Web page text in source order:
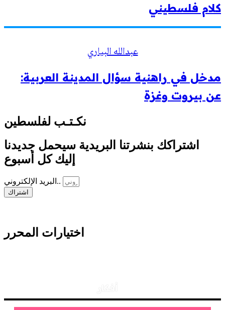
كلام فلسطيني
عبدالله البياري
مدخل في راهنية سؤال المدينة العربية:
عن بيروت وغزة
نكـتـب لفلسطين
اشتراكك بنشرتنا البريدية سيحمل جديدنا
إليك كل أسبوع
البريد الإلكتروني..
اشتراك
اختيارات المحرر